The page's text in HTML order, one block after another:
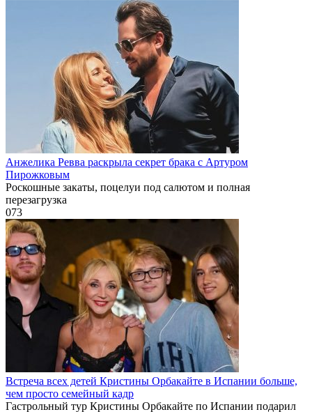
Анжелика Ревва раскрыла секрет брака с Артуром
Пирожковым
Роскошные закаты, поцелуи под салютом и полная
перезагрузка
073
Встреча всех детей Кристины Орбакайте в Испании больше,
чем просто семейный кадр
Гастрольный тур Кристины Орбакайте по Испании подарил